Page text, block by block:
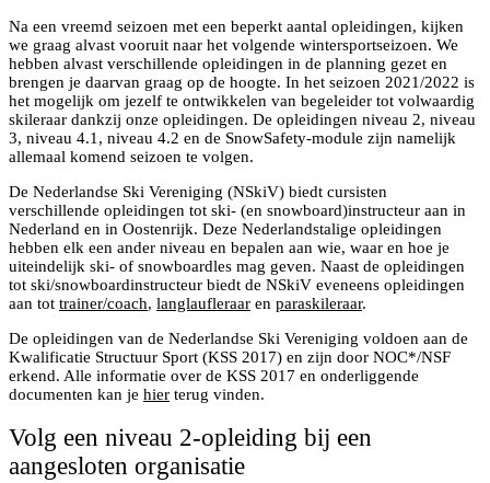
Na een vreemd seizoen met een beperkt aantal opleidingen, kijken
we graag alvast vooruit naar het volgende wintersportseizoen. We
hebben alvast verschillende opleidingen in de planning gezet en
brengen je daarvan graag op de hoogte. In het seizoen 2021/2022 is
het mogelijk om jezelf te ontwikkelen van begeleider tot volwaardig
skileraar dankzij onze opleidingen. De opleidingen niveau 2, niveau
3, niveau 4.1, niveau 4.2 en de SnowSafety-module zijn namelijk
allemaal komend seizoen te volgen.
De Nederlandse Ski Vereniging (NSkiV) biedt cursisten
verschillende opleidingen tot ski- (en snowboard)instructeur aan in
Nederland en in Oostenrijk. Deze Nederlandstalige opleidingen
hebben elk een ander niveau en bepalen aan wie, waar en hoe je
uiteindelijk ski- of snowboardles mag geven. Naast de opleidingen
tot ski/snowboardinstructeur biedt de NSkiV eveneens opleidingen
aan tot trainer/coach, langlaufleraar en paraskileraar.
De opleidingen van de Nederlandse Ski Vereniging voldoen aan de
Kwalificatie Structuur Sport (KSS 2017) en zijn door NOC*/NSF
erkend. Alle informatie over de KSS 2017 en onderliggende
documenten kan je hier terug vinden.
Volg een niveau 2-opleiding bij een
aangesloten organisatie